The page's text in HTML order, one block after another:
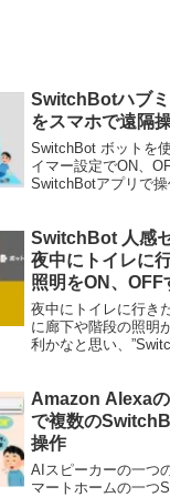
SwitchBotハブ
をスマホで遠隔
SwitchBot ボットを
イマー設定でON、
SwitchBotアプリで
て家電を遠隔操作し
SwitchBot 人感
夜中にトイレに
照明をON、OFF
夜中にトイレに行き
に廊下や階段の照明
利かなと思い、
ることが出来ました
ますので参考...
Amazon Alexa
で複数の
操作
AIスピーカーの一つ
マートホームの一つ